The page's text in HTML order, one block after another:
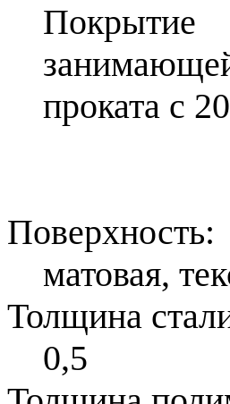
Покрытие
проката с
Поверхность:
матовая,
Толщина
0,5